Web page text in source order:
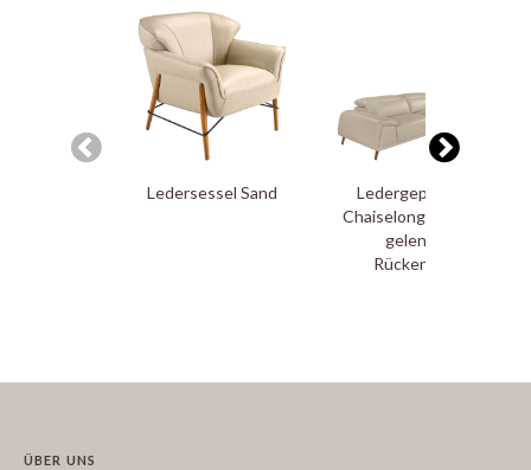
Ledersessel Sand
Ledergepolstertes
Chaiselongue-Sofa mit
gelenkigen
Rückenlehnen
ÜBER UNS